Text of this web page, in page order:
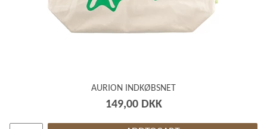
AURION INDKØBSNET
149,00 DKK